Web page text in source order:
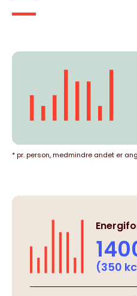
* pr. person, medmindre andet er
(350